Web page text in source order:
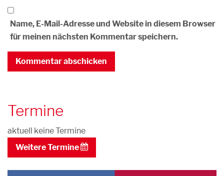
Name, E-Mail-Adresse und Website in diesem Browser
für meinen nächsten Kommentar speichern.
Termine
aktuell keine Termine
Weitere Termine